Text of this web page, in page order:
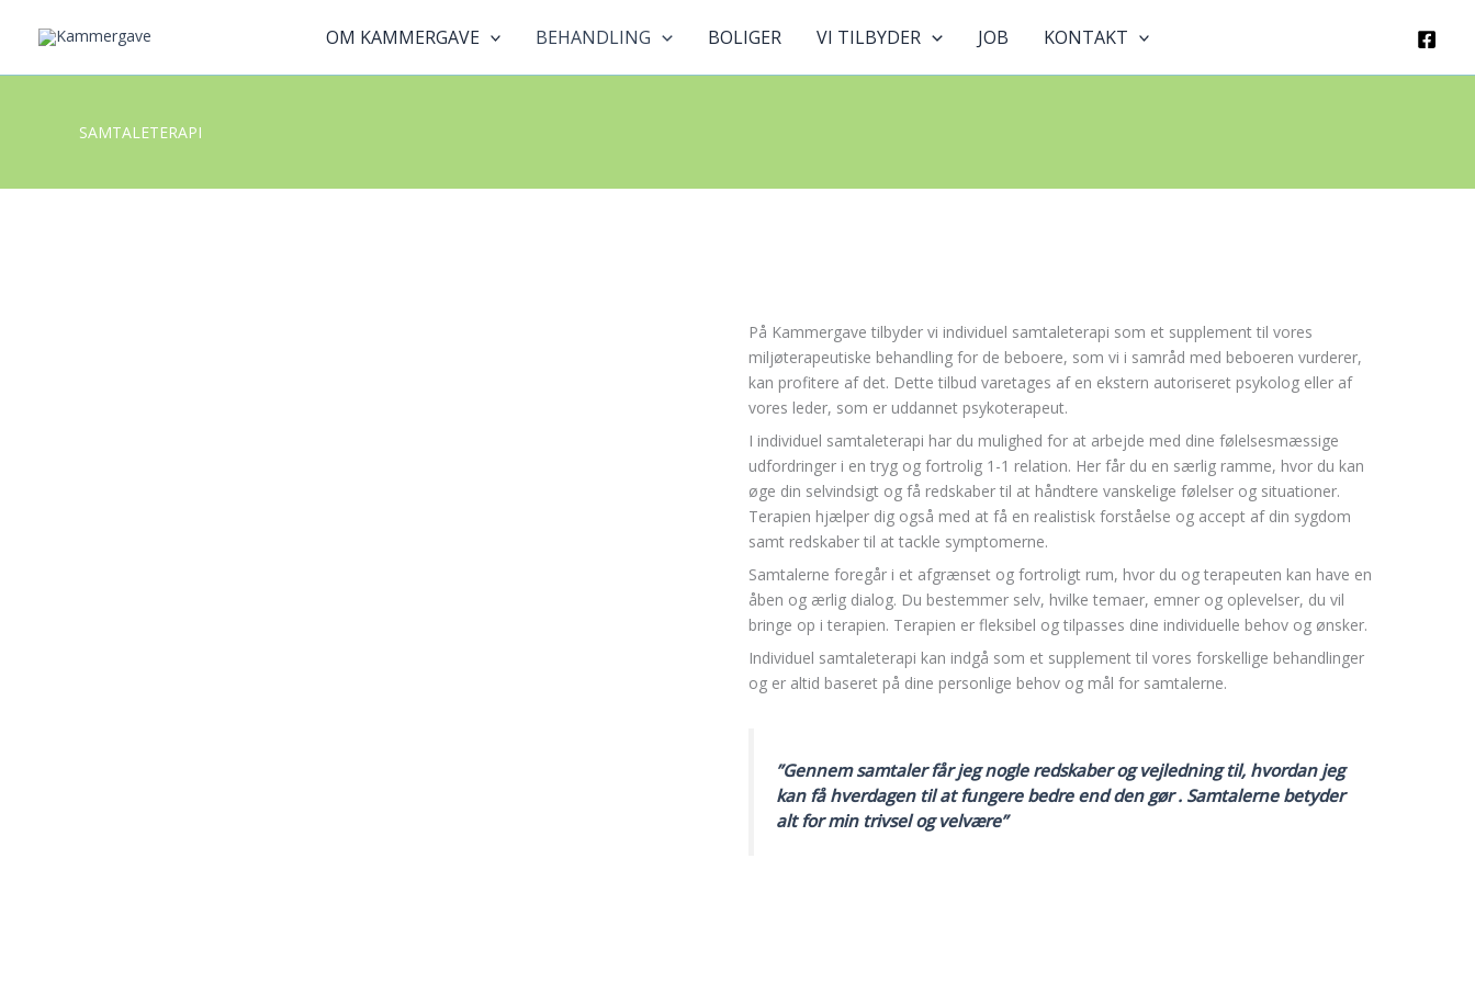
OM KAMMERGAVE BEHANDLING BOLIGER VI TILBYDER JOB KONTAKT
SAMTALETERAPI
På Kammergave tilbyder vi individuel samtaleterapi som et supplement til vores
miljøterapeutiske behandling for de beboere, som vi i samråd med beboeren vurderer,
kan profitere af det. Dette tilbud varetages af en ekstern autoriseret psykolog eller af
vores leder, som er uddannet psykoterapeut.
I individuel samtaleterapi har du mulighed for at arbejde med dine følelsesmæssige
udfordringer i en tryg og fortrolig 1-1 relation. Her får du en særlig ramme, hvor du kan
øge din selvindsigt og få redskaber til at håndtere vanskelige følelser og situationer.
Terapien hjælper dig også med at få en realistisk forståelse og accept af din sygdom
samt redskaber til at tackle symptomerne.
Samtalerne foregår i et afgrænset og fortroligt rum, hvor du og terapeuten kan have en
åben og ærlig dialog. Du bestemmer selv, hvilke temaer, emner og oplevelser, du vil
bringe op i terapien. Terapien er fleksibel og tilpasses dine individuelle behov og ønsker.
Individuel samtaleterapi kan indgå som et supplement til vores forskellige behandlinger
og er altid baseret på dine personlige behov og mål for samtalerne.
”Gennem samtaler får jeg nogle redskaber og vejledning til, hvordan jeg
kan få hverdagen til at fungere bedre end den gør . Samtalerne betyder
alt for min trivsel og velvære”